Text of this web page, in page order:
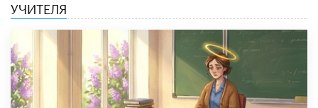
УЧИТЕЛЯ